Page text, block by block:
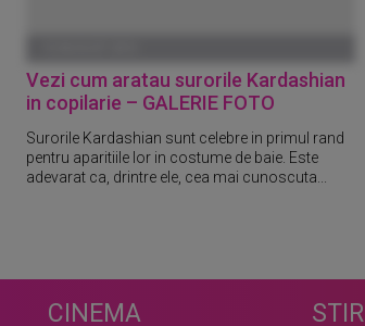
Vezi cum aratau surorile Kardashian
in copilarie – GALERIE FOTO
Surorile Kardashian sunt celebre in primul rand
pentru aparitiile lor in costume de baie. Este
adevarat ca, drintre ele, cea mai cunoscuta...
CINEMA STIRI